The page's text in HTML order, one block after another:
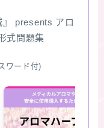
』 presents アロ
式問題集
ワード付)